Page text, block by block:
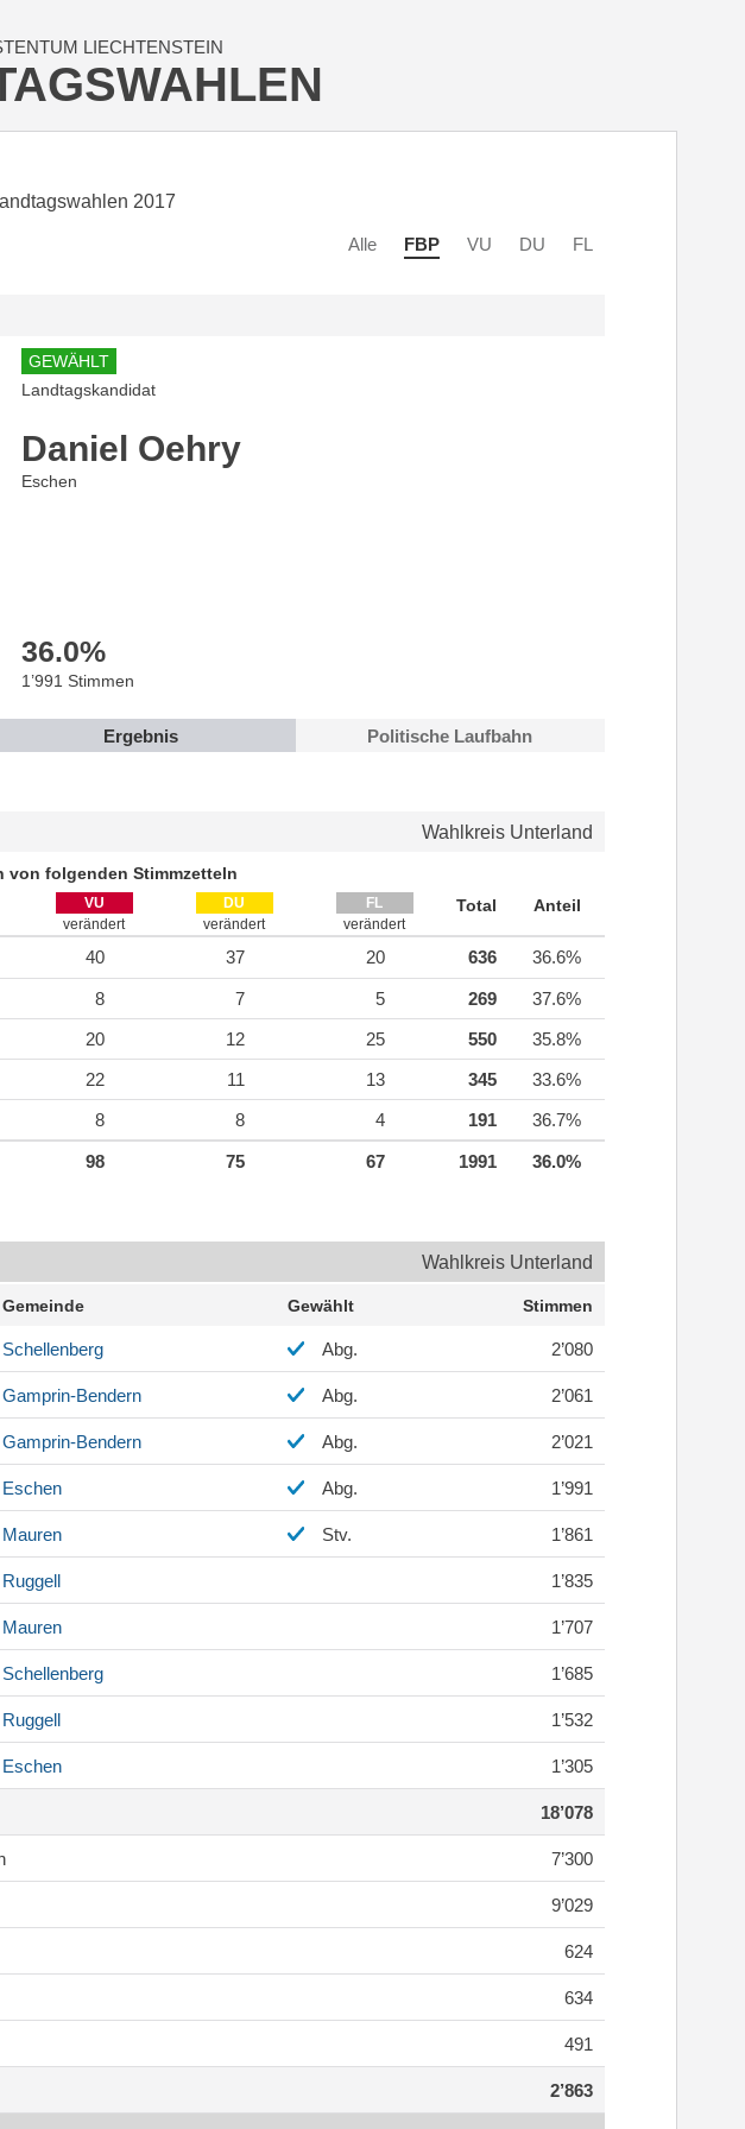
LIECHTENSTEIN
2017
Alle FBP VU DU FL
GEWÄHLT
Landtagskandidat
Daniel Oehry
Eschen
36.0%
1’991 Stimmen
Ergebnis Politische Laufbahn
Wahlkreis Unterland
von folgenden Stimmzetteln
VU
verändert
DU
verändert
FL
verändert
Total Anteil
40 37 20 636 36.6%
8 7 5 269
37.6%
20 12 25 550
35.8%
22 11 13 345
33.6%
8 8 4 191 36.7%
98 75 67 1991 36.0%
Wahlkreis Unterland
Gemeinde Gewählt Stimmen
Schellenberg Abg. 2’080
Gamprin-Bendern Abg. 2’061
Gamprin-Bendern Abg. 2’021
Eschen Abg. 1’991
Mauren Stv. 1’861
Ruggell 1’835
Mauren 1’707
Schellenberg 1’685
Ruggell 1’532
Eschen 1’305
18’078
7’300
9’029
624
634
491
2’863